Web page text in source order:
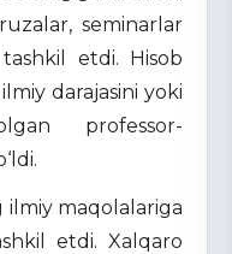
seminarlar
etdi. Hisob
darajasini yoki
professor-
ilmiy maqolalariga
etdi. Xalqaro